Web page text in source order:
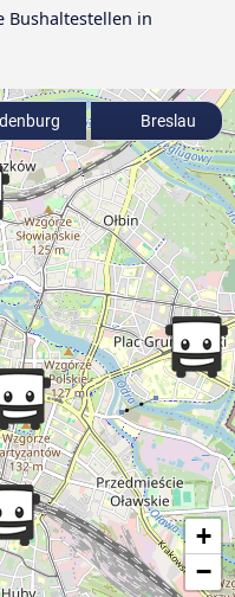
Bushaltestellen in
+
−
Breslau